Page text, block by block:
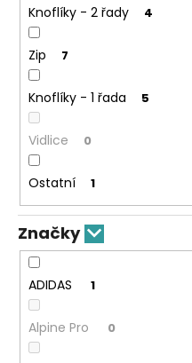
Knoflíky - 2 řady 4
Zip 7
Knoflíky - 1 řada 5
Vidlice 0
Ostatní 1
Značky
ADIDAS 1
Alpine Pro 0